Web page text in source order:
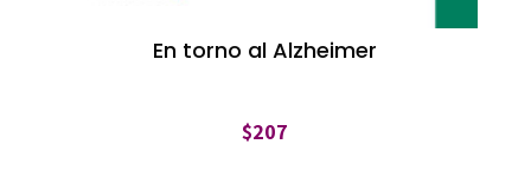
En torno al Alzheimer
$207